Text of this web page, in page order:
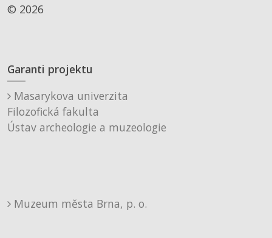
© 2026
Garanti projektu
Masarykova univerzita
Filozofická fakulta
Ústav archeologie a muzeologie
Muzeum města Brna, p. o.